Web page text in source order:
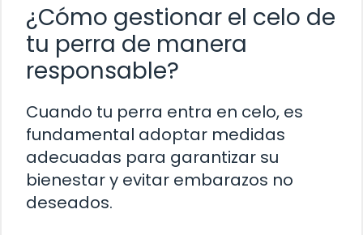
¿Cómo gestionar el celo de
tu perra de manera
responsable?
Cuando tu perra entra en celo, es
fundamental adoptar medidas
adecuadas para garantizar su
bienestar y evitar embarazos no
deseados.